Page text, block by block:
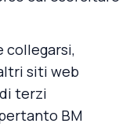
collegarsi,
siti web
terzi
BM